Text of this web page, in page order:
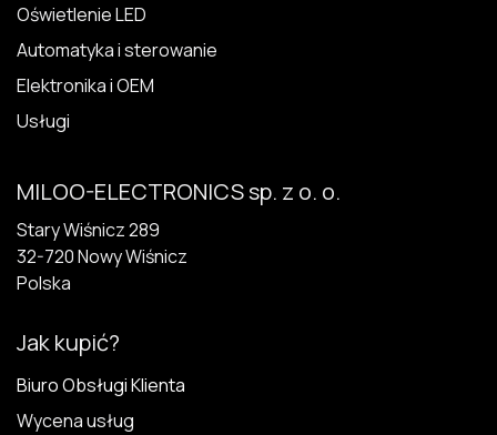
Oświetlenie LED
Automatyka i sterowanie
Elektronika i OEM
Usługi
MILOO-ELECTRONICS sp. z o. o.
Stary Wiśnicz 289
32-720 N​owy Wiśnicz
Polska
Jak kupić?
Biuro Obsługi Klienta
Wycena usług